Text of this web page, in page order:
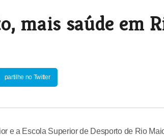
mais saúde em
partilhe no Twitter
e a Escola Superior de Desporto de Rio